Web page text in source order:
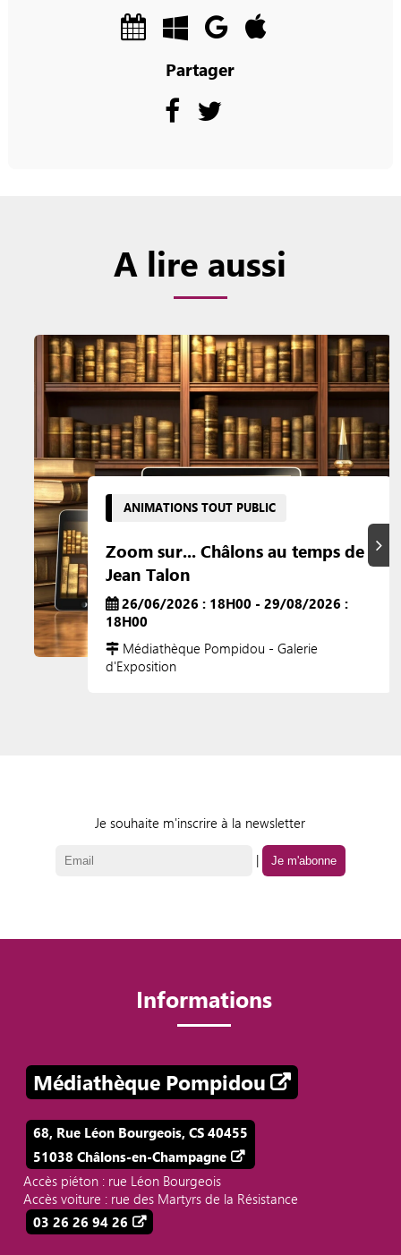
Partager
A lire aussi
ANIMATIONS TOUT PUBLIC
Zoom sur... Châlons au temps de
Jean Talon
26/06/2026 : 18H00 - 29/08/2026 :
18H00
Médiathèque Pompidou - Galerie
d'Exposition
Je souhaite m'inscrire à la newsletter
|
Informations
Médiathèque Pompidou
68, Rue Léon Bourgeois, CS 40455
51038 Châlons-en-Champagne
Accès piéton : rue Léon Bourgeois
Accès voiture : rue des Martyrs de la Résistance
03 26 26 94 26